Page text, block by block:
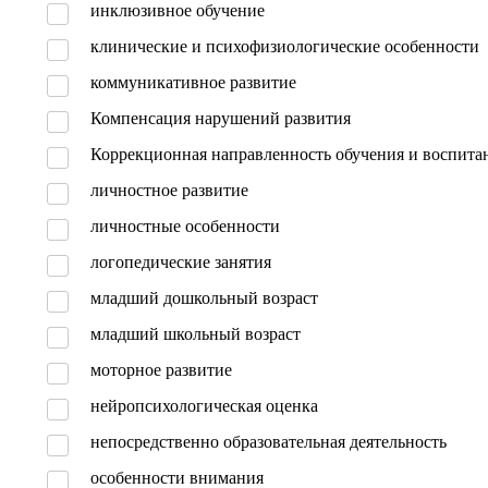
инклюзивное обучение
клинические и психофизиологические особенности
коммуникативное развитие
Компенсация нарушений развития
Коррекционная направленность обучения и
личностное развитие
личностные особенности
логопедические занятия
младший дошкольный возраст
младший школьный возраст
моторное развитие
нейропсихологическая оценка
непосредственно образовательная деятельность
особенности внимания